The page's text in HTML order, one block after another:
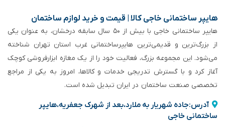
هایپر ساختمانی خاجی‌ کالا | قیمت و خرید لوازم ساختمان
هایپر ساختمانی خاجی‌ با بیش از ۵۰ سال سابقه‌ درخشان، به عنوان یکی
از بزرگ‌ترین و قدیمی‌ترین هایپرساختمانی‌ غرب استان تهران شناخته
می‌شود. این مجموعه بزرگ، فعالیت خود را از یک مغازه ابزارفروشی کوچک
آغاز کرد و با گسترش تدریجی خدمات و کالاها، امروز به یکی از مراجع
تخصصی صنعت ساختمان در ایران تبدیل شده است.
آدرس:جاده شهریار به ملارد،بعد از شهرک جعفریه،هایپر
ساختمانی خاجی